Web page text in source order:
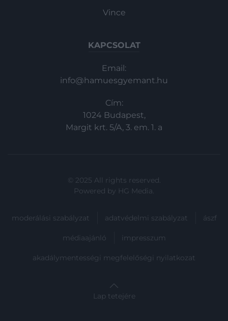
Vince
KAPCSOLAT
Email:
info@hamuesgyemant.hu
Cím:
1024 Budapest,
Margit krt. 5/A, 3. em. 1. a
© 2025 All rights reserved.
Powered by HG Media.
moderálási szabályzat adatvédelmi szabályzat ászf
médiaajánló impresszum
akadálymentességi megfelelőségi nyilatkozat
Lap tetejére